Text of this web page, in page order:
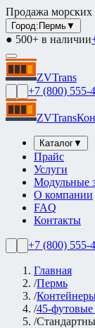
Продажа
Город: Пермь▼
● 500+ в наличии
ZVTrans
+7 (800) 555-
ZVTrans
Каталог▼
Прайс
Услуги
Модульные
О компании
FAQ
Контакты
+7 (800) 555-
Главная
/Пермь
/
/45-
/